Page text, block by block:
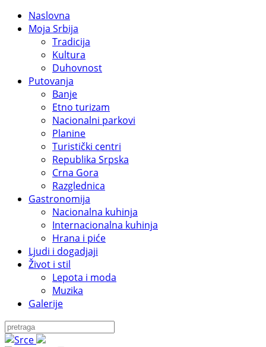
Naslovna
Moja Srbija
Tradicija
Kultura
Duhovnost
Putovanja
Banje
Etno turizam
Nacionalni parkovi
Planine
Turistički centri
Republika Srpska
Crna Gora
Razglednica
Gastronomija
Nacionalna kuhinja
Internacionalna kuhinja
Hrana i piće
Ljudi i dogadjaji
Život i stil
Lepota i moda
Muzika
Galerije